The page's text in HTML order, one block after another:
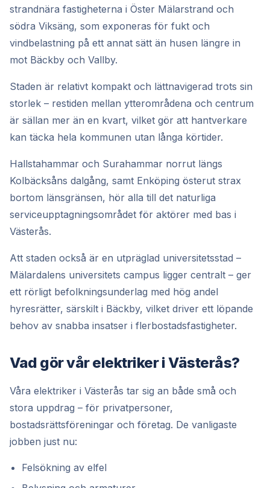
strandnära fastigheterna i Öster Mälarstrand och
södra Viksäng, som exponeras för fukt och
vindbelastning på ett annat sätt än husen längre in
mot Bäckby och Vallby.
Staden är relativt kompakt och lättnavigerad trots sin
storlek – restiden mellan ytterområdena och centrum
är sällan mer än en kvart, vilket gör att hantverkare
kan täcka hela kommunen utan långa körtider.
Hallstahammar och Surahammar norrut längs
Kolbäcksåns dalgång, samt Enköping österut strax
bortom länsgränsen, hör alla till det naturliga
serviceupptagningsområdet för aktörer med bas i
Västerås.
Att staden också är en utpräglad universitetsstad –
Mälardalens universitets campus ligger centralt – ger
ett rörligt befolkningsunderlag med hög andel
hyresrätter, särskilt i Bäckby, vilket driver ett löpande
behov av snabba insatser i flerbostadsfastigheter.
Vad gör vår elektriker i Västerås?
Våra elektriker i Västerås tar sig an både små och
stora uppdrag – för privatpersoner,
bostadsrättsföreningar och företag. De vanligaste
jobben just nu:
Felsökning av elfel